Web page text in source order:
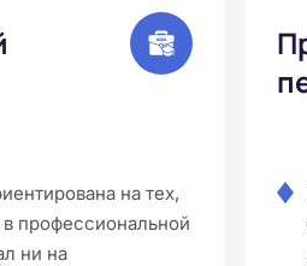
на тех,
профессиональной
ни на